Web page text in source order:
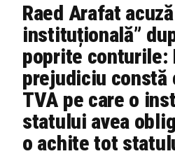
Raed Arafat
instituțională”
poprite conturile:
prejudiciu constă
TVA pe care o
statului avea
o achite tot